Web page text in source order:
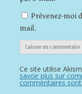
Prévenez-moi
mail.
Ce site utilise
savoir plus sur
commentaires